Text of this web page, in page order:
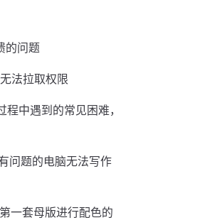
的问题
法拉取权限
中遇到的常见困难，
问题的电脑无法写作
一套母版进行配色的